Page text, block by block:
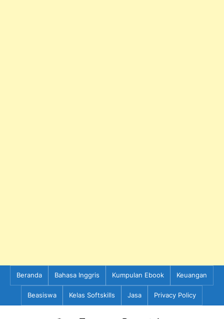
content
Beranda Bahasa Inggris Kumpulan Ebook Keuangan
Beasiswa Kelas Softskills Jasa Privacy Policy